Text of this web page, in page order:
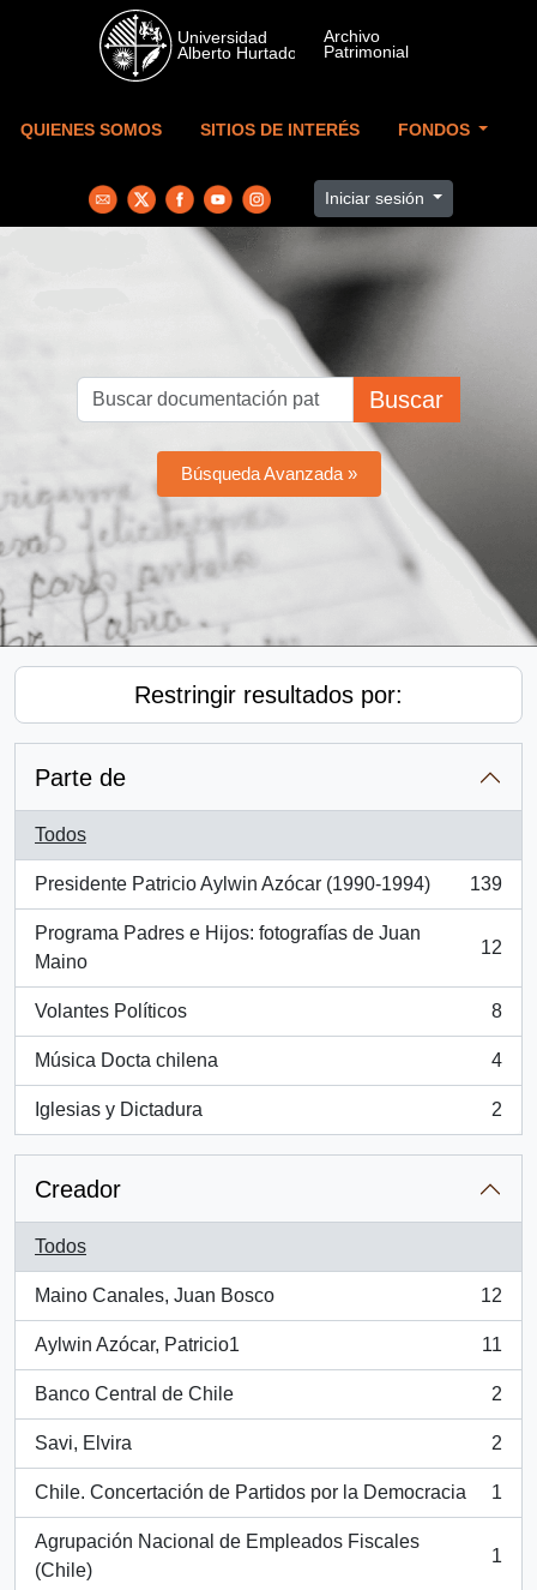
Skip to main content
QUIENES SOMOS SITIOS DE INTERÉS FONDOS
Iniciar sesión
Buscar
Búsqueda Avanzada »
Restringir resultados por:
Parte de
Todos
Presidente Patricio Aylwin Azócar (1990-1994)
, 139 resultados
139
Programa Padres e Hijos: fotografías de Juan
Maino
, 12 resultados
12
Volantes Políticos
, 8 resultados
8
Música Docta chilena
, 4 resultados
4
Iglesias y Dictadura
, 2 resultados
2
Creador
Todos
Maino Canales, Juan Bosco
, 12 resultados
12
Aylwin Azócar, Patricio1
, 11 resultados
11
Banco Central de Chile
, 2 resultados
2
Savi, Elvira
, 2 resultados
2
Chile. Concertación de Partidos por la Democracia
, 1 resultados
1
Agrupación Nacional de Empleados Fiscales
(Chile)
, 1 resultados
1